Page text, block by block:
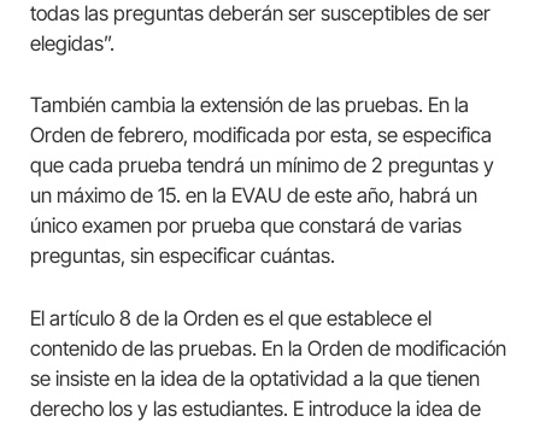
todas las preguntas deberán ser susceptibles de ser
elegidas”.
También cambia la extensión de las pruebas. En la
Orden de febrero, modificada por esta, se especifica
que cada prueba tendrá un mínimo de 2 preguntas y
un máximo de 15. en la EVAU de este año, habrá un
único examen por prueba que constará de varias
preguntas, sin especificar cuántas.
El artículo 8 de la Orden es el que establece el
contenido de las pruebas. En la Orden de modificación
se insiste en la idea de la optatividad a la que tienen
derecho los y las estudiantes. E introduce la idea de